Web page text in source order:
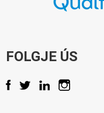
FOLGJE ÚS